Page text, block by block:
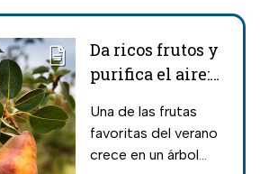
Da ricos frutos y
purifica el aire:
ideal para
plantar en casa
Una de las frutas
favoritas del verano
crece en un árbol